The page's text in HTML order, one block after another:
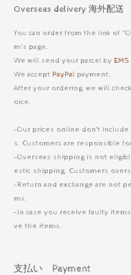
Overseas delivery 海外配送
You can order from the link of
m's page.
We will send your parcel by EMS
We accept PayPal payment.
After your ordering, we will
oice.
-Our prices online don’t
s. Customers are responsible
-Overseas shipping is not
estic shipping. Customers
-Return and exchange are not
ms.
-In case you receive faulty
ve the items.
支払い Payment